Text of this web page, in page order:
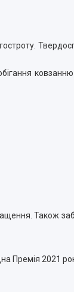
ковзанню
Також
Премія 2021